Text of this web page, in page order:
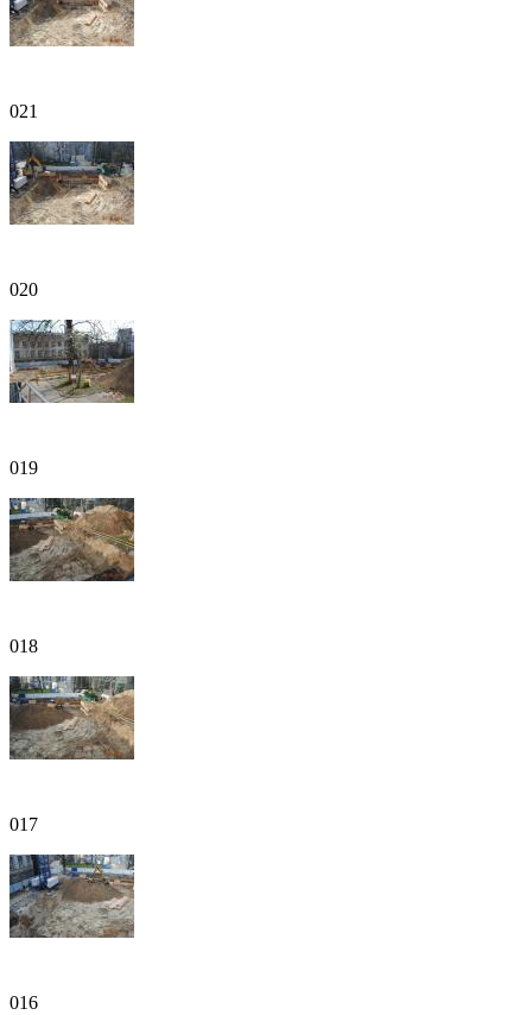
021
020
019
018
017
016